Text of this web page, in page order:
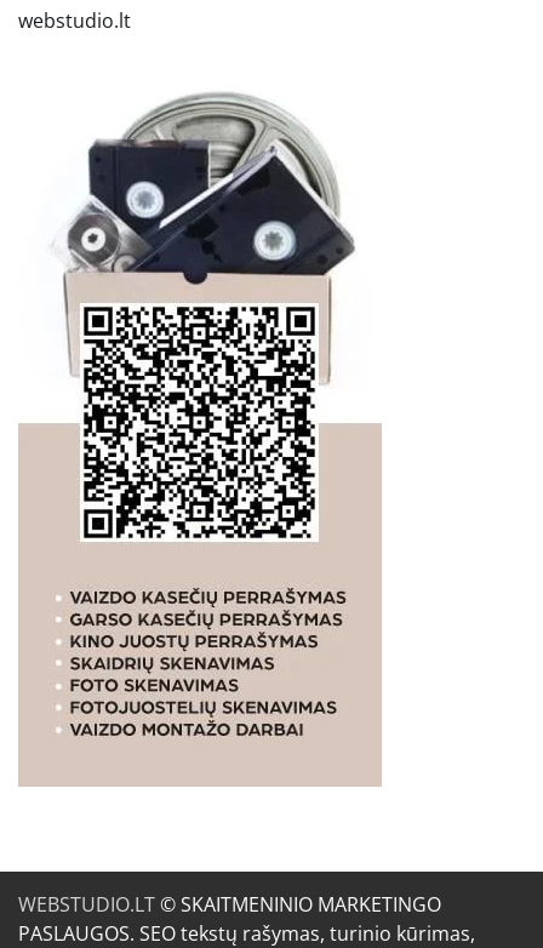
webstudio.lt
WEBSTUDIO.LT© SKAITMENINIO MARKETINGO
PASLAUGOS. SEO tekstų rašymas, turinio kūrimas,